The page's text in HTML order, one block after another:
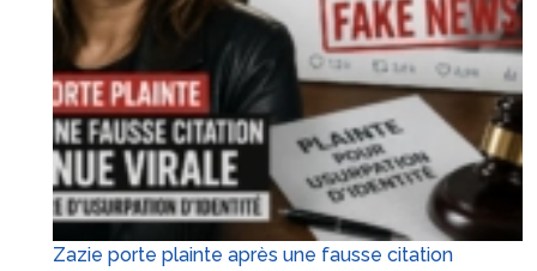
Zazie porte plainte après une fausse citation